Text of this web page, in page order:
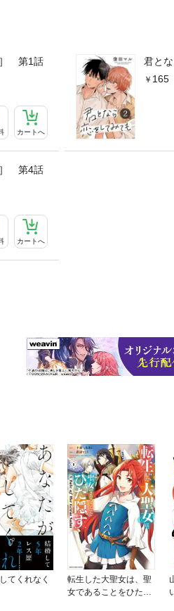
］ 第1話
カートへ
君と
165
］ 第4話
カートへ
てくれなく
転生した大聖女は、聖
女であることをひた隠